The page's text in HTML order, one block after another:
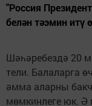
"Россия
белән тәэмин итү
Шәһәребездә 20
тели. Балаларга
әмма аларны
мөмкинлеге юк. Ә